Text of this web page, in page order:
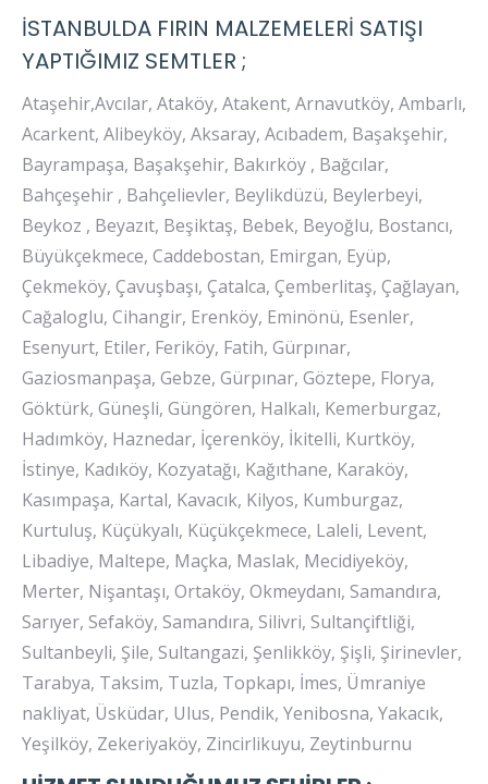
İSTANBULDA FIRIN MALZEMELERİ SATIŞI
YAPTIĞIMIZ SEMTLER ;
Ataşehir,Avcılar, Ataköy, Atakent, Arnavutköy, Ambarlı,
Acarkent, Alibeyköy, Aksaray, Acıbadem, Başakşehir,
Bayrampaşa, Başakşehir, Bakırköy , Bağcılar,
Bahçeşehir , Bahçelievler, Beylikdüzü, Beylerbeyi,
Beykoz , Beyazıt, Beşiktaş, Bebek, Beyoğlu, Bostancı,
Büyükçekmece, Caddebostan, Emirgan, Eyüp,
Çekmeköy, Çavuşbaşı, Çatalca, Çemberlitaş, Çağlayan,
Cağaloglu, Cihangir, Erenköy, Eminönü, Esenler,
Esenyurt, Etiler, Feriköy, Fatih, Gürpınar,
Gaziosmanpaşa, Gebze, Gürpınar, Göztepe, Florya,
Göktürk, Güneşli, Güngören, Halkalı, Kemerburgaz,
Hadımköy, Haznedar, İçerenköy, İkitelli, Kurtköy,
İstinye, Kadıköy, Kozyatağı, Kağıthane, Karaköy,
Kasımpaşa, Kartal, Kavacık, Kilyos, Kumburgaz,
Kurtuluş, Küçükyalı, Küçükçekmece, Laleli, Levent,
Libadiye, Maltepe, Maçka, Maslak, Mecidiyeköy,
Merter, Nişantaşı, Ortaköy, Okmeydanı, Samandıra,
Sarıyer, Sefaköy, Samandıra, Silivri, Sultançiftliği,
Sultanbeyli, Şile, Sultangazi, Şenlikköy, Şişli, Şirinevler,
Tarabya, Taksim, Tuzla, Topkapı, İmes, Ümraniye
nakliyat, Üsküdar, Ulus, Pendik, Yenibosna, Yakacık,
Yeşilköy, Zekeriyaköy, Zincirlikuyu, Zeytinburnu